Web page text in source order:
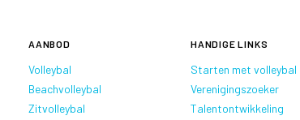
AANBOD
Volleybal
Beachvolleybal
Zitvolleybal
HANDIGE LINKS
Starten met volleybal
Verenigingszoeker
Talentontwikkeling